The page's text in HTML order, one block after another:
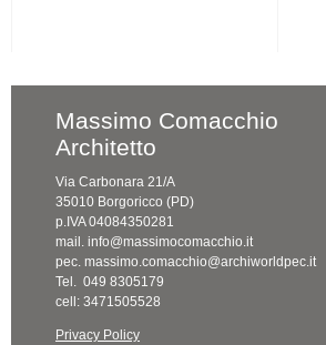
Massimo Comacchio
Architetto
Via Carbonara 21/A
35010 Borgoricco (PD)
p.IVA 04084350281
mail. info@massimocomacchio.it
pec. massimo.comacchio@archiworldpec.it
Tel. 049 8305179
cell: 3471505528
Privacy Policy